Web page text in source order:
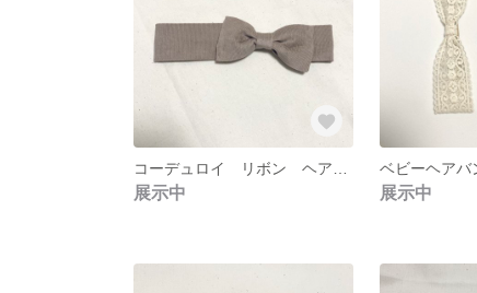
展示中
ベビーヘアバ
展示中